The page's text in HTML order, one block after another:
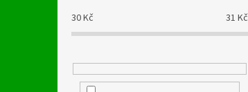
30Kč 31 Kč